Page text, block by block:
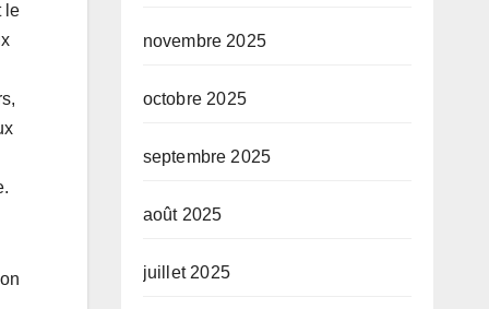
le
novembre 2025
octobre 2025
septembre 2025
août 2025
juillet 2025